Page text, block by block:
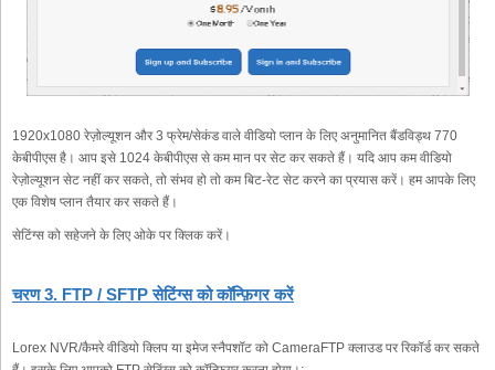
1920x1080 रेज़ोल्यूशन और 3 फ्रेम/सेकंड वाले वीडियो प्लान के लिए अनुमानित बैंडविड्थ 770
केबीपीएस है। आप इसे 1024 केबीपीएस से कम मान पर सेट कर सकते हैं। यदि आप कम वीडियो
रेज़ोल्यूशन सेट नहीं कर सकते, तो संभव हो तो कम बिट-रेट सेट करने का प्रयास करें। हम आपके लिए
एक विशेष प्लान तैयार कर सकते हैं।
सेटिंग्स को सहेजने के लिए ओके पर क्लिक करें।
चरण 3. FTP / SFTP सेटिंग्स को कॉन्फ़िगर करें
Lorex NVR/कैमरे वीडियो क्लिप या इमेज स्नैपशॉट को CameraFTP क्लाउड पर रिकॉर्ड कर सकते